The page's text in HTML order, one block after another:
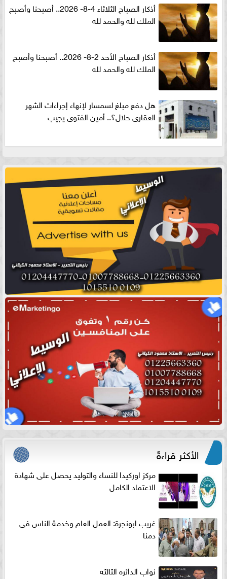
أذكار الصباح الثلاثاء 4-8- 2026.. أصبحنا وأصبح
الملك لله والحمد لله
أذكار الصباح الأحد 2-8- 2026.. أصبحنا وأصبح
الملك لله والحمد لله
هل دفع مبلغ لسمسار لإنهاء إجراءات الشهر
العقارى حلال؟.. أمين الفتوى يجيب
الأكثر قراءةً
مركز اوركيدا للنساء والتوليد يحصل على شهادة
الاعتماد الكامل
غريب ابونجرة: العمل العام وخدمة الناس فى
دمنا
نواب الدائره الثالثه